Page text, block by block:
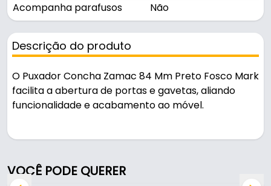
Acompanha parafusos
Não
Descrição do produto
O Puxador Concha Zamac 84 Mm Preto Fosco Mark
facilita a abertura de portas e gavetas, aliando
funcionalidade e acabamento ao móvel.
Fabricado em Zamac com acabamento fosco, é
resistente e durável no uso diário.
VOCÊ PODE QUERER